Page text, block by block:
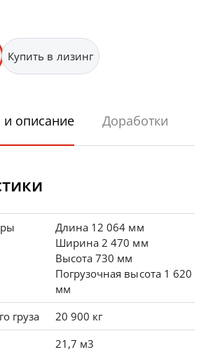
Купить в лизинг
и описание Доработки
Длина 12 064 мм
Ширина 2 470 мм
Высота 730 мм
Погрузочная высота 1 620
мм
груза
20 900 кг
21,7 м3